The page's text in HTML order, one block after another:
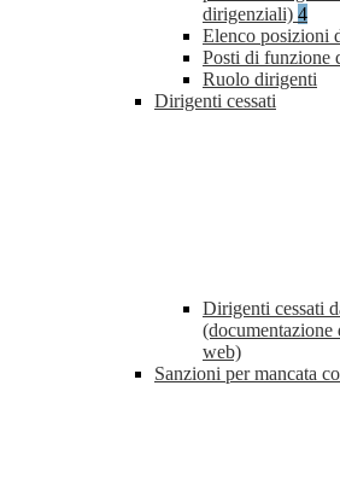
dirigenziali) 4
Elenco posizioni
Posti di funzione
Ruolo dirigenti
Dirigenti cessati
Dirigenti cessati
(documentazione
web)
Sanzioni per mancata